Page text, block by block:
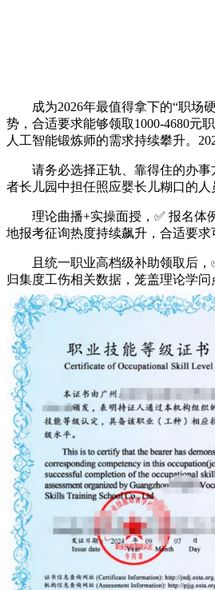
成为2026年最值得拿下的“职场硬
势，合适要求能够领取1000-4680元
人工智能锻炼师的需求持续攀升。
请务必选择正轨、靠得住的办事方
者长儿园中担任照应婴长儿糊口的人
理论曲播+实操面授，✅ 报名体例
地报考征询热度持续飙升，合适要求
且统一职业高档级补助领取后，✅
归集度工伤相关数据，笼盖理论学